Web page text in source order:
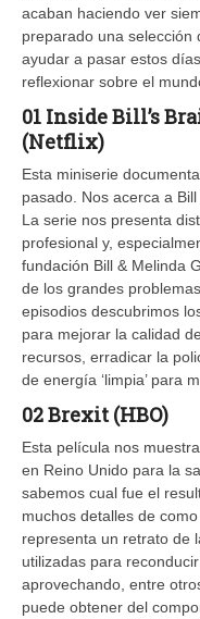
acaban haciendo ver
preparado una selección
ayudar a pasar estos
reflexionar sobre el
01 Inside Bill’s
(Netflix)
Esta miniserie
pasado. Nos acerca a
La serie nos presenta
profesional y,
fundación Bill & Melinda
de los grandes
episodios descubrimos
para mejorar la calidad
recursos, erradicar la
de energía ‘limpia’ para
02 Brexit (HBO)
Esta película nos
en Reino Unido para la
sabemos cual fue el
muchos detalles de
representa un retrato de
utilizadas para
aprovechando, entre
puede obtener del